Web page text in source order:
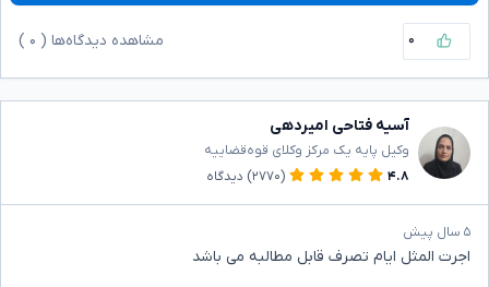
۰ مشاهده دیدگاه‌ها ( ۰
آسیه فتاحی امیردهی
وکیل پایه یک مرکز وکلای قوه‌قضاییه
۴.۸
(۲۷۷۰) دیدگاه
۵ سال پیش
اجرت المثل ایام تصرف قابل مطالبه می باشد